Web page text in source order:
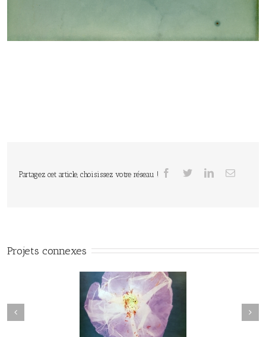
Partagez cet article, choisissez votre réseau !
Projets connexes
Herbier#031